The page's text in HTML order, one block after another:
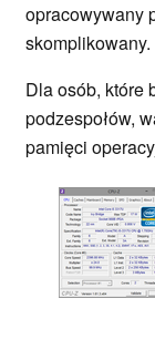
opracowywany
skomplikowany.
Dla osób, które
podzespołów,
pamięci